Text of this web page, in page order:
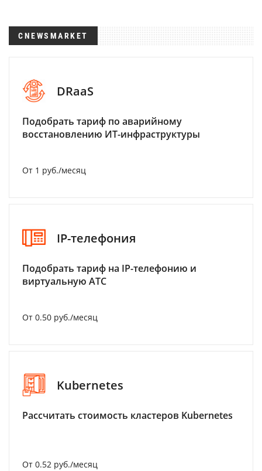
CNEWSMARKET
DRaaS
Подобрать тариф по аварийному
восстановлению ИТ-инфраструктуры
От 1 руб./месяц
IP-телефония
Подобрать тариф на IP-телефонию и
виртуальную АТС
От 0.50 руб./месяц
Kubernetes
Рассчитать стоимость кластеров Kubernetes
От 0.52 руб./месяц